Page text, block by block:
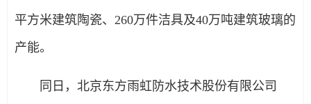
平方米建筑陶瓷、260万件洁具及40万吨建筑玻璃的
产能。
同日，北京东方雨虹防水技术股份有限公司